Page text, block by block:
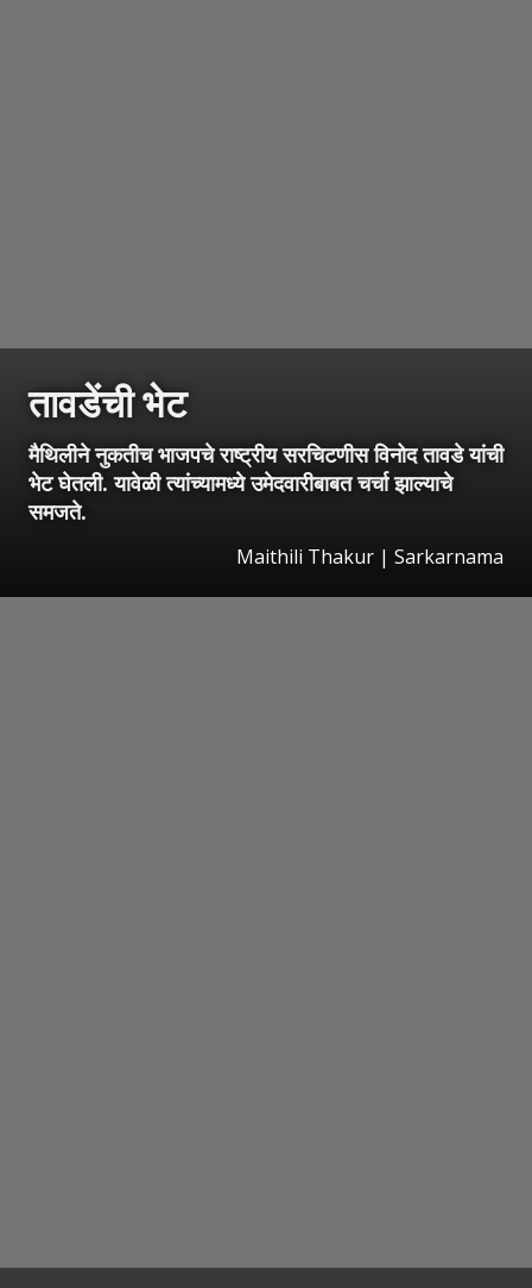
तावडेंची भेट
मैथिलीने नुकतीच भाजपचे राष्ट्रीय सरचिटणीस विनोद तावडे यांची
भेट घेतली. यावेळी त्यांच्यामध्ये उमेदवारीबाबत चर्चा झाल्याचे
समजते.
Maithili Thakur | Sarkarnama